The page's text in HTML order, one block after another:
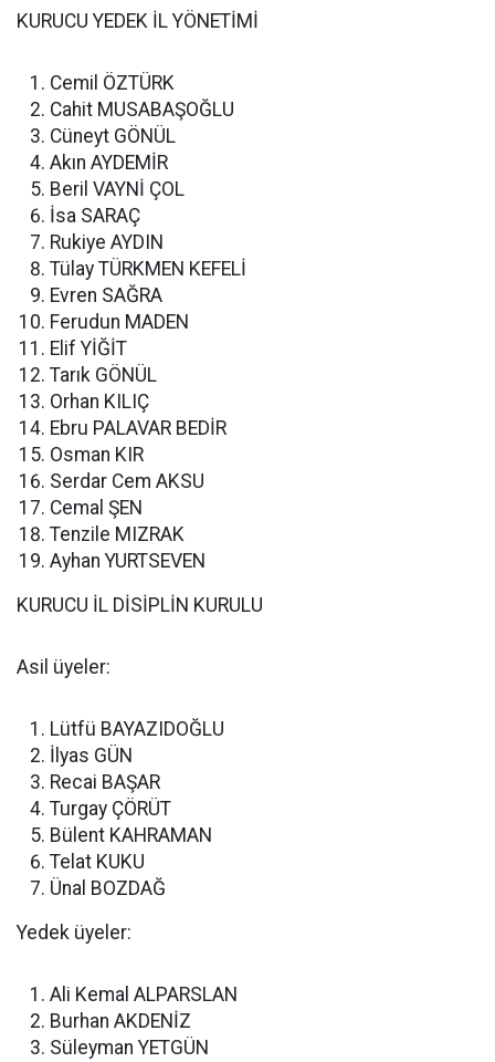
KURUCU YEDEK İL YÖNETİMİ
Cemil ÖZTÜRK
Cahit MUSABAŞOĞLU
Cüneyt GÖNÜL
Akın AYDEMİR
Beril VAYNİ ÇOL
İsa SARAÇ
Rukiye AYDIN
Tülay TÜRKMEN KEFELİ
Evren SAĞRA
Ferudun MADEN
Elif YİĞİT
Tarık GÖNÜL
Orhan KILIÇ
Ebru PALAVAR BEDİR
Osman KIR
Serdar Cem AKSU
Cemal ŞEN
Tenzile MIZRAK
Ayhan YURTSEVEN
KURUCU İL DİSİPLİN KURULU
Asil üyeler:
Lütfü BAYAZIDOĞLU
İlyas GÜN
Recai BAŞAR
Turgay ÇÖRÜT
Bülent KAHRAMAN
Telat KUKU
Ünal BOZDAĞ
Yedek üyeler:
Ali Kemal ALPARSLAN
Burhan AKDENİZ
Süleyman YETGÜN